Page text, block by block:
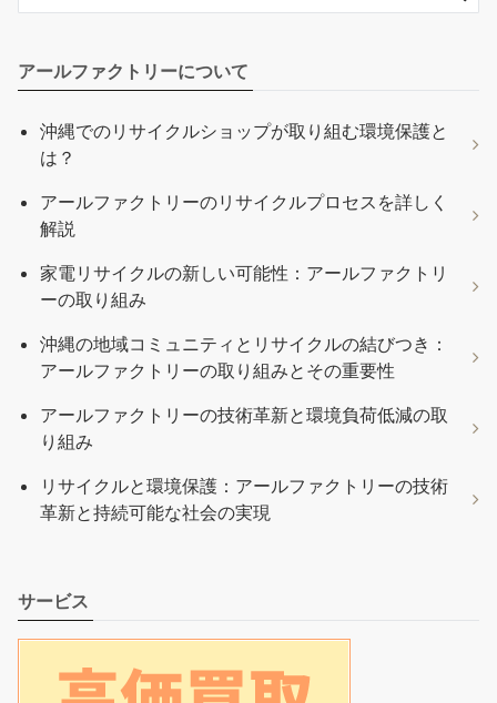
アールファクトリーについて
沖縄でのリサイクルショップが取り組む環境保護と
は？
アールファクトリーのリサイクルプロセスを詳しく
解説
家電リサイクルの新しい可能性：アールファクトリ
ーの取り組み
沖縄の地域コミュニティとリサイクルの結びつき：
アールファクトリーの取り組みとその重要性
アールファクトリーの技術革新と環境負荷低減の取
り組み
リサイクルと環境保護：アールファクトリーの技術
革新と持続可能な社会の実現
サービス